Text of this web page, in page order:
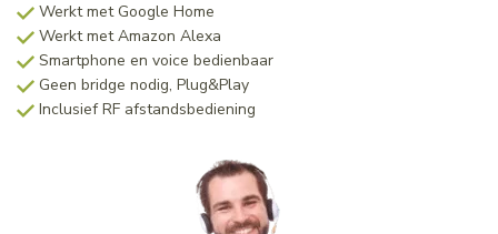
Werkt met Google Home
Werkt met Amazon Alexa
Smartphone en voice bedienbaar
Geen bridge nodig, Plug&Play
Inclusief RF afstandsbediening